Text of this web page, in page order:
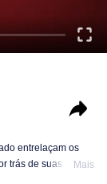
entrelaçam os
trás de suas
Mais